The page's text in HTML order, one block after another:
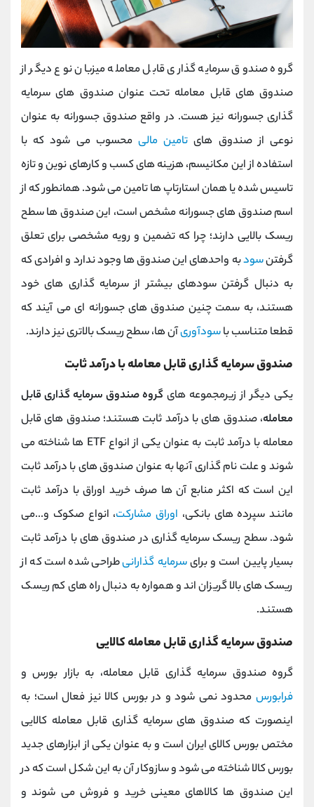
گروه صندوق سرمایه گذاری قابل معامله میزبان نوع دیگر از
صندوق های قابل معامله تحت عنوان صندوق های سرمایه
گذاری جسورانه نیز هست. در واقع صندوق جسورانه به عنوان
نوعی از صندوق های تامین مالی محسوب می شود که با
استفاده از این مکانیسم، هزینه های کسب و کارهای نوین و تازه
تاسیس شده یا همان استارتاپ ها تامین می شود. همانطور که از
اسم صندوق های جسورانه مشخص است، این صندوق ها سطح
ریسک بالایی دارند؛ چرا که تضمین و رویه مشخصی برای تعلق
گرفتنسودبه واحدهای این صندوق ها وجود ندارد و افرادی که
به دنبال گرفتن سودهای بیشتر از سرمایه گذاری های خود
هستند، به سمت چنین صندوق های جسورانه ای می آیند که
قطعا متناسب باسودآوریآن ها، سطح ریسک بالاتری نیز دارند.
صندوق سرمایه گذاری قابل معامله با درآمد ثابت
یکی دیگر از زیرمجموعه های گروه صندوق سرمایه گذاری قابل
معامله، صندوق های با درآمد ثابت هستند؛ صندوق های قابل
معامله با درآمد ثابت به عنوان یکی از انواع ETF ها شناخته می
شوند و علت نام گذاری آنها به عنوان صندوق های با درآمد ثابت
این است که اکثر منابع آن ها صرف خرید اوراق با درآمد ثابت
مانند سپرده های بانکی، اوراق مشارکت، انواع صکوک و...می
شود. سطح ریسک سرمایه گذاری در صندوق های با درآمد ثابت
بسیار پایین است و برایسرمایه گذارانیطراحی شده است که از
ریسک های بالا گریزان اند و همواره به دنبال راه های کم ریسک
هستند.
صندوق سرمایه گذاری قابل معامله کالایی
گروه صندوق سرمایه گذاری قابل معامله، به بازار بورس و
فرابورس محدود نمی شود و در بورس کالا نیز فعال است؛ به
اینصورت که صندوق های سرمایه گذاری قابل معامله کالایی
مختص بورس کالای ایران است و به عنوان یکی از ابزارهای جدید
بورس کالا شناخته می شود و سازوکار آن به این شکل است که در
این صندوق ها کالاهای معینی خرید و فروش می شوند و